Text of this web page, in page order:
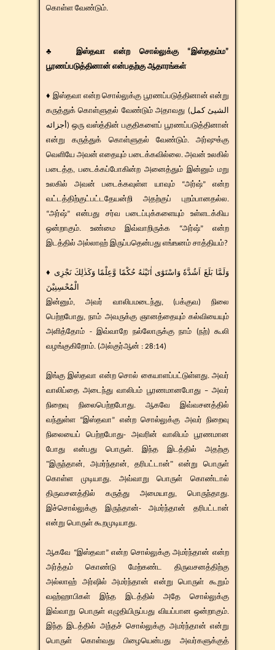
கொள்ள வேண்டும்.
♣ இஸ்தவா என்ற சொல்லுக்கு “இஸ்ததம்ம”
பூரணப்படுத்தினான் என்பதற்கு ஆதாரங்கள்
♦ இஸ்தவா என்ற சொல்லுக்கு பூரணப்படுத்தினான் என்று
கருத்துக் கொள்ளுதல் வேண்டும் அதாவது (الشيئ كمل
أجزائه) ஒரு வஸ்த்தின் பகுதிகளைப் பூரணப்படுத்தினான்
என்று கருத்துக் கொள்ளுதல் வேண்டும். அர்ஷுக்கு
வெளியே அவன் எதையும் படைக்கவில்லை. அவன் உலகில்
படைத்த, படைக்கப்போகின்ற அனைத்தும் இன்னும் மறு
உலகில் அவன் படைக்கவுள்ள யாவும் “அர்ஷ்” என்ற
வட்டத்திற்குட்பட்டதேயன்றி அதற்குப் புறம்பானதல்ல.
“அர்ஷ்” என்பது சர்வ படைப்புக்களையும் உள்ளடக்கிய
ஒன்றாகும். உண்மை இவ்வாறிருக்க “அர்ஷ்” என்ற
இடத்தில் அல்லாஹ் இருப்பதென்பது எங்ஙனம் சாத்தியம்?
♦ وَلَمَّا بَلَغَ اَشُدَّهٗ وَاسْتَوٰٓى اٰتَيْنٰهُ حُكْمًا وَّعِلْمًا‌ وَكَذٰلِكَ نَجْزِى
الْمُحْسِنِيْنَ
இன்னும், அவர் வாலிபமடைந்து, (பக்குவ) நிலை
பெற்றபோது, நாம் அவருக்கு ஞானத்தையும் கல்வியையும்
அளித்தோம் - இவ்வாறே நல்லோருக்கு நாம் (நற்) கூலி
வழங்குகிறோம். (அல்குர்ஆன் : 28:14)
இங்கு இஸ்தவா என்ற சொல் கையாளப்பட்டுள்ளது. அவர்
வாலிப்தை அடைந்து வாலிபம் பூரணமானபோது – அவர்
நிறைவு நிலைபெற்றபோது. ஆகவே இவ்வசனத்தில்
வந்துள்ள “இஸ்தவா” என்ற சொல்லுக்கு அவர் நிறைவு
நிலையைப் பெற்றபோது- அவரின் வாலிபம் பூரணமான
போது என்பது பொருள். இந்த இடத்தில் அதற்கு
"இருந்தான், அமர்ந்தான், தரிபட்டான்" என்று பொருள்
கொள்ள முடியாது. அவ்வாறு பொருள் கொண்டால்
திருவசனத்தில் கருத்து அமையாது, பொருந்தாது.
இச்சொல்லுக்கு இருந்தான்- அமர்ந்தான் தரிபட்டான்
என்று பொருள் கூறமுடியாது.
ஆகவே “இஸ்தவா” என்ற சொல்லுக்கு அமர்ந்தான் என்ற
அர்த்தம் கொண்டு மேற்கண்ட திருவசனத்திற்கு
அல்லாஹ் அர்ஷில் அமர்ந்தான் என்று பொருள் கூறும்
வஹ்ஹாபிகள் இந்த இடத்தில் அதே சொல்லுக்கு
இவ்வாறு பொருள் எழுதியிருப்பது வியப்பான ஒன்றாகும்.
இந்த இடத்தில் அந்தச் சொல்லுக்கு அமர்ந்தான் என்று
பொருள் கொள்வது பிழையென்பது அவர்களுக்குத்